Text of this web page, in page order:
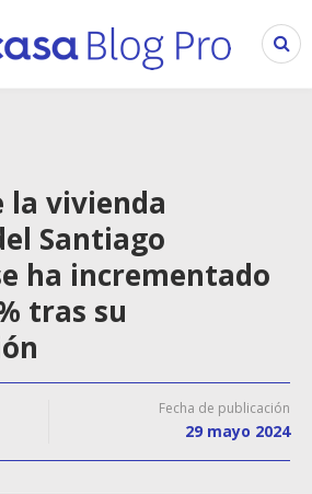
la vivienda
Santiago
ha incrementado
tras su
Fecha de publicación
29 mayo 2024